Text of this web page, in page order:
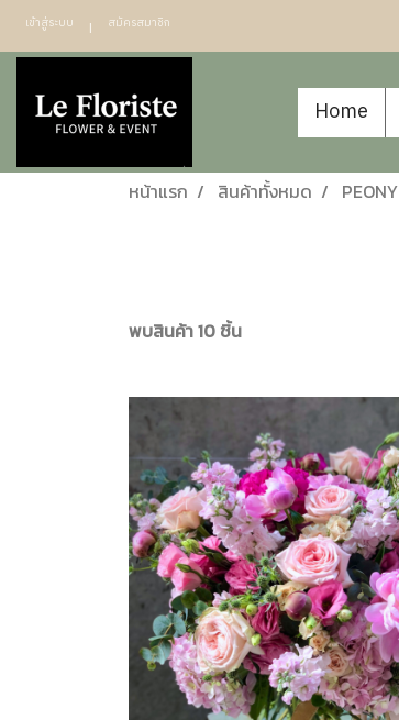
เข้าสู่ระบบ สมัครสมาชิก
Home
หน้าแรก สินค้าทั้งหมด PEONY
พบสินค้า 10 ชิ้น